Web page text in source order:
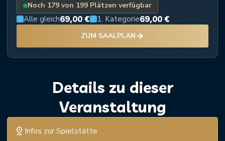
Noch 179 von 199 Plätzen verfügbar
Alle gleich69,00 € 1. Kategorie69,00 €
ZUM SAALPLAN arrow_forward
Details zu dieser
Veranstaltung
pin_drop Infos zur Spielstätte